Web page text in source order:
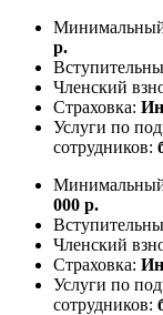
р.
Членский
Страховка:
Услуги по
сотрудников:
000 р.
Членский
Страховка:
Услуги по
сотрудников: